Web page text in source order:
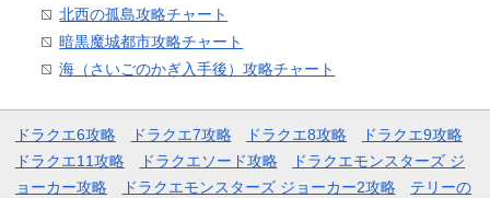
北西の孤島攻略チャート
暗黒魔城都市攻略チャート
海（さいごのかぎ入手後）攻略チャート
ドラクエ6攻略 ドラクエ7攻略 ドラクエ8攻略
ドラクエ9攻略
ドラクエ11攻略
ドラクエソード攻略
ドラクエモンスターズ ジ
ョーカー攻略
ドラクエモンスターズ ジョーカー2攻略
テリーの